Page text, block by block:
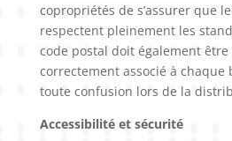
copropriétés de s’assurer que
respectent pleinement les
code postal doit également
correctement associé à chaque
toute confusion lors de la
Accessibilité et sécurité